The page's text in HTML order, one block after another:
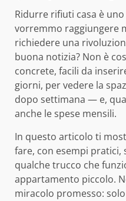
Ridurre rifiuti casa è
vorremmo raggiungere
richiedere una
buona notizia? Non è
concrete, facili da
giorni, per vedere la
dopo settimana — e,
anche le spese mensili.
In questo articolo ti
fare, con esempi
qualche trucco che
appartamento piccolo.
miracolo promesso: